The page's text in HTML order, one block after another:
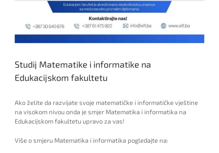
Studij Matematike i informatike na
Edukacijskom fakultetu
Ako želite da razvijate svoje matematičke i informatičke vještine
na visokom nivou onda je smjer Matematika i informatika na
Edukacijskom fakultetu upravo za vas!
Više o smjeru Matematika i informatika pogledajte na: